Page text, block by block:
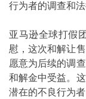
行为者的调查和法
亚马逊全球打假
慰，这次和解让
愿意为后续的调
和解金中受益。
潜在的不良行为